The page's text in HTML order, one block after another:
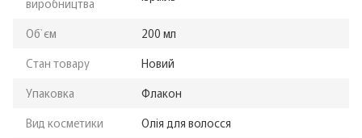
Об`єм
200 мл
Стан товару
Новий
Упаковка
Флакон
Вид косметики
Олія для волосся